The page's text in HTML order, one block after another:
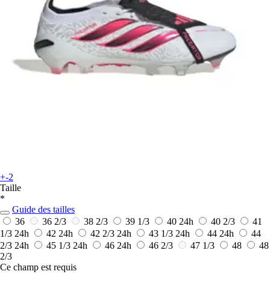
+-2
Taille
*
Guide des tailles
36
36 2/3 38 2/3 39 1/3 40 24h 40 2/3
41
1/3 24h 42 24h 42 2/3 24h 43 1/3 24h 44 24h
44
2/3 24h 45 1/3 24h 46 24h 46 2/3 47 1/3 48
48
2/3
Ce champ est requis